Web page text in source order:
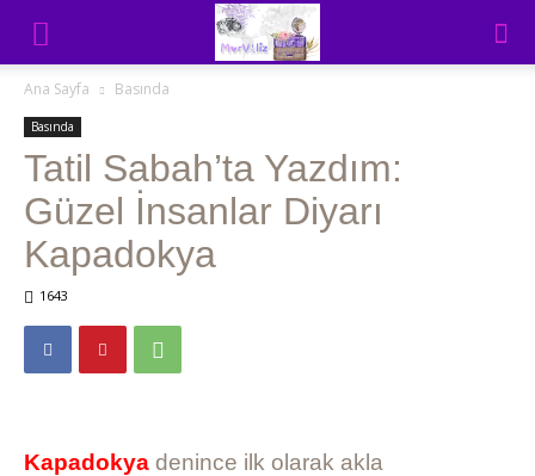
Ana Sayfa Basında
Basında
Tatil Sabah’ta Yazdım:
Güzel İnsanlar Diyarı
Kapadokya
1643
Kapadokya denince ilk olarak akla